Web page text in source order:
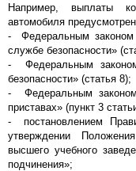
Например, выплаты
автомобиля
- Федеральным
службе безопасности»
- Федеральным
безопасности» (статья 8);
- Федеральным
приставах» (пункт 3
- постановлением
утверждении
высшего учебного
подчинения»;